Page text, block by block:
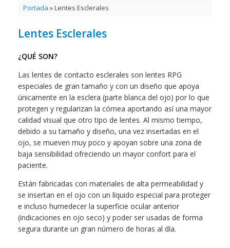
Portada »Lentes Esclerales
Lentes Esclerales
¿QUÉ SON?
Las lentes de contacto esclerales son lentes RPG
especiales de gran tamaño y con un diseño que apoya
únicamente en la esclera (parte blanca del ojo) por lo que
protegen y regularizan la córnea aportando así una mayor
calidad visual que otro tipo de lentes. Al mismo tiempo,
debido a su tamaño y diseño, una vez insertadas en el
ojo, se mueven muy poco y apoyan sobre una zona de
baja sensibilidad ofreciendo un mayor confort para el
paciente.
Están fabricadas con materiales de alta permeabilidad y
se insertan en el ojo con un líquido especial para proteger
e incluso humedecer la superficie ocular anterior
(indicaciones en ojo seco) y poder ser usadas de forma
segura durante un gran número de horas al día.